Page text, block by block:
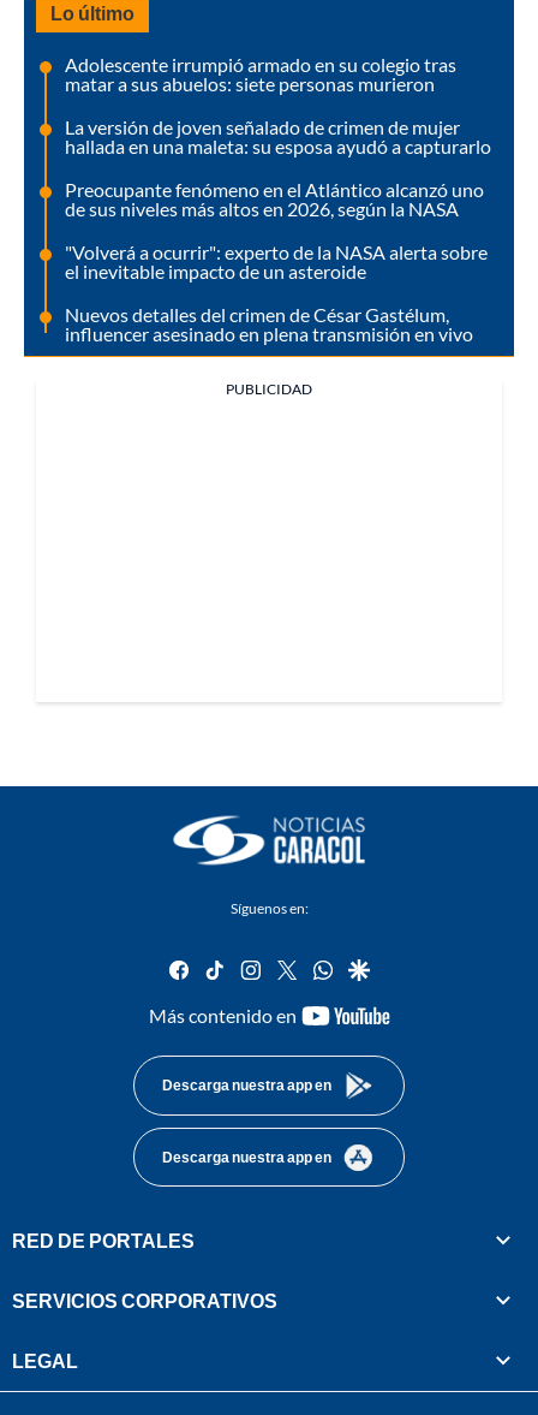
Lo último
Adolescente irrumpió armado en su colegio tras
matar a sus abuelos: siete personas murieron
La versión de joven señalado de crimen de mujer
hallada en una maleta: su esposa ayudó a capturarlo
Preocupante fenómeno en el Atlántico alcanzó uno
de sus niveles más altos en 2026, según la NASA
"Volverá a ocurrir": experto de la NASA alerta sobre
el inevitable impacto de un asteroide
Nuevos detalles del crimen de César Gastélum,
influencer asesinado en plena transmisión en vivo
PUBLICIDAD
Síguenos en:
facebook
tiktok instagram
twitterwhatsapp
google
Más contenido en
youtube-
Descarga nuestra app en
Descarga nuestra app en
RED DE PORTALES
SERVICIOS CORPORATIVOS
LEGAL